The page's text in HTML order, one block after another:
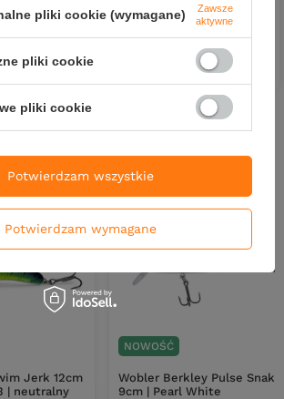
PKTpunktów
Ilość produktówDO KOSZYKA
Jerk 12cm
| neutralny
NOWOŚĆ
Wobler Berkley Pulse Snake
9cm | Pearl White
pliki cookie (wymagane)
Zawsze
aktywne
pliki cookie
pliki cookie
Potwierdzam wymagane
Potwierdzam wszystkie